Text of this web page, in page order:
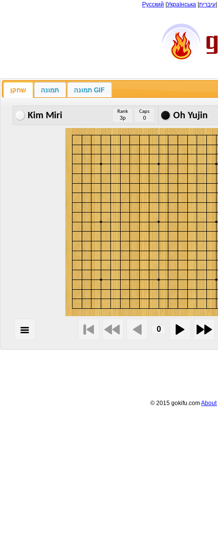
Русский Українська עיברית
שחקן תמונה תמונה GIF
Kim Miri Rank
3p
Caps
0 Oh Yujin
© 2015 gokifu.comAbout